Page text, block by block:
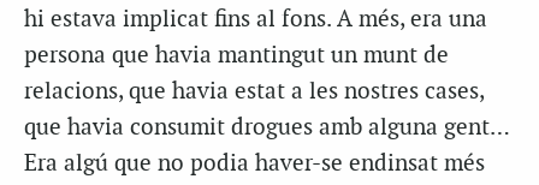
hi estava implicat fins al fons. A més, era una
persona que havia mantingut un munt de
relacions, que havia estat a les nostres cases,
que havia consumit drogues amb alguna gent…
Era algú que no podia haver-se endinsat més